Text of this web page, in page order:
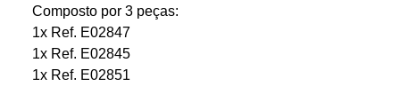
Composto por 3 peças:
1x Ref. E02847
1x Ref. E02845
1x Ref. E02851